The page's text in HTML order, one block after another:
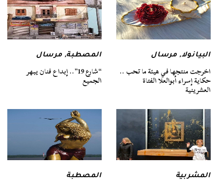
البيانولا,مرسال
اخرجت منتجها في هيئة ما تحب ..
حكاية إسراء أبوالعلا الفتاة
العشرينية
المصطبة,مرسال
“شارع 19”.. إبداع فنان يبهر
الجميع
المشربية المصطبة